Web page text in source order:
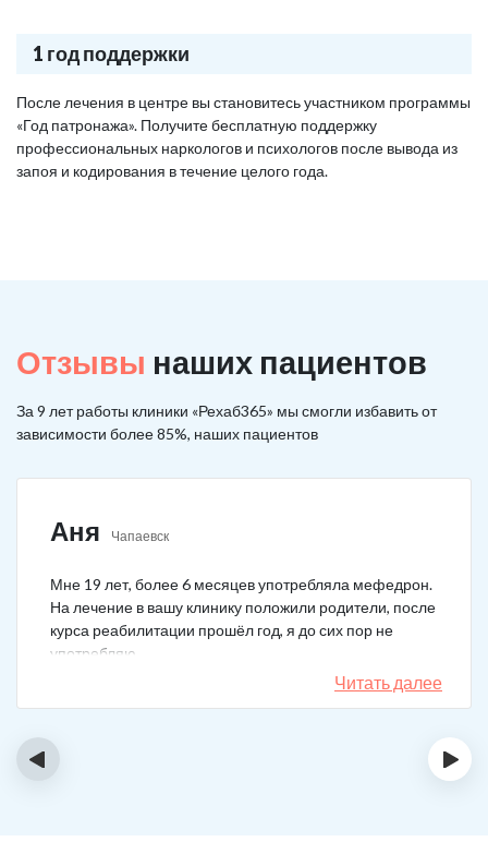
1 год поддержки
После лечения в центре вы становитесь участником программы
«Год патронажа». Получите бесплатную поддержку
профессиональных наркологов и психологов после вывода из
запоя и кодирования в течение целого года.
Отзывы наших пациентов
За 9 лет работы клиники «Рехаб365» мы смогли избавить от
зависимости более 85%, наших пациентов
Аня Чапаевск
Мне 19 лет, более 6 месяцев употребляла мефедрон.
На лечение в вашу клинику положили родители, после
курса реабилитации прошёл год, я до сих пор не
употребляю.
Читать далее
‹ ›